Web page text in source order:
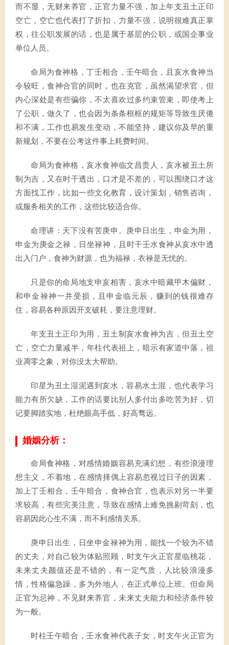
而不显，无财来养官，正官力量不强，加上年支丑土正印
空亡，空亡也代表打了折扣，力量不强，说明很难真正掌
权，往公职发展的话，也是属于基层的公职，或国企事业
单位人员。
命局为食神格，丁壬相合，壬午暗合，且亥水食神当
令较旺，食神合官的同时，也在克官，虽然渴望求官，但
内心深处是有些骗你，不太喜欢过多约束管束，即使考上
了公职，做久了，也会因为条条框框的规矩等导致生厌倦
和不满，工作也易发生变动，不能坚持，建议你及早的重
新规划，不要在公考这件事上耗费时间。
命局为食神格，亥水食神临文昌贵人，亥水被丑土所
制为吉，又在时干透出，口才是不差的，可以围绕口才这
方面找工作，比如一些文化教育，设计策划，销售咨询，
或服务相关的工作，这些比较适合你。
命理讲：天下没有苦庚申。庚申日出生，申金为用，
申金为庚金之禄，日坐禄神，且时干壬水食神从亥水中透
出入门户，食神为财源，也为福禄，衣禄是无忧的。
只是你的命局地支申亥相害，亥水中暗藏甲木偏财，
和申金禄神一并受损，且申金临元辰，赚到的钱很难存
住，容易各种原因开支破耗，要注意理财。
年支丑土正印为用，丑土制亥水食神为吉，但丑土空
亡，空亡力量减半，年柱代表祖上，暗示有家道中落，祖
业凋零之象，对你没太大帮助。
印星为丑土湿泥遇到亥水，容易水土混，也代表学习
能力有所欠缺，工作的话要比别人多付出多吃苦为好，切
记要脚踏实地，杜绝眼高手低，好高骛远。
婚姻分析：
命局食神格，对感情婚姻容易充满幻想，有些浪漫理
想主义，不着地，在感情择偶上容易忽视过日子的因素，
加上丁壬相合，壬午暗合，食神合官，也表示对另一半要
求较高，有些完美注意，导致在感情上难免挑剔苛刻，也
容易因此心生不满，而不利感情关系。
庚申日出生，日坐申金禄神为用，能找一个较为不错
的丈夫，对自己较为体贴照顾，时支午火正官星临桃花，
未来丈夫颜值还是不错的，有一定气质，人比较浪漫多
情，性格偏急躁，多为外地人，在正式单位上班。但命局
正官为忌神，不见财来养官，未来丈夫能力和经济条件较
为一般。
时柱壬午暗合，壬水食神代表子女，时支午火正官为